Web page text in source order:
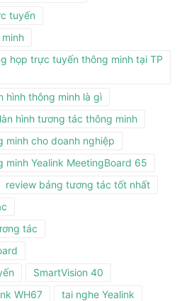
tuyến
họp trực tuyến thông minh tại TP
hình thông minh là gì
hình tương tác thông minh
minh cho doanh nghiệp
minh Yealink MeetingBoard 65
review bảng tương tác tốt nhất
tác
SmartVision 40
WH67
tai nghe Yealink